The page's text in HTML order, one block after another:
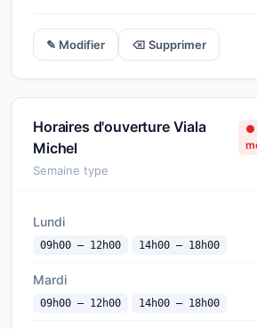
✎ Modifier ⌫ Supprimer
Horaires d'ouverture Viala
Michel
●
Semaine type
Lundi
09h00 — 12h00 14h00 — 18h00
Mardi
09h00 — 12h00 14h00 — 18h00